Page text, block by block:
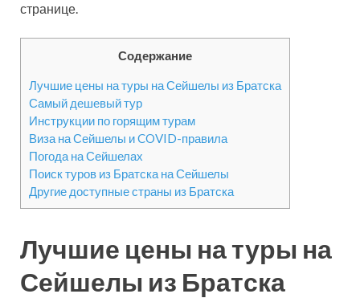
странице.
Содержание
Лучшие цены на туры на Сейшелы из Братска
Самый дешевый тур
Инструкции по горящим турам
Виза на Сейшелы и COVID-правила
Погода на Сейшелах
Поиск туров из Братска на Сейшелы
Другие доступные страны из Братска
Лучшие цены на туры на
Сейшелы из Братска